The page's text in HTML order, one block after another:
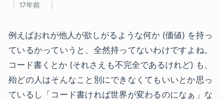
17年前
例えばおれが他人が欲しがるような何か (価値) を持っ
ているかっていうと、全然持ってないわけですよね。
コード書くとか (それさえも不完全であるけれど) も、
殆どの人はそんなこと別にできなくてもいいとか思っ
ているし「コード書ければ世界が変わるのになぁ」な